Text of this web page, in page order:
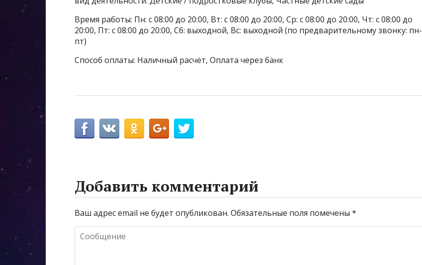
Время работы: Пн: с 08:00 до 20:00, Вт: с 08:00 до 20:00, Ср: с 08:00 до 20:00, Чт: с 08:00 до
20:00, Пт: с 08:00 до 20:00, Сб: выходной, Вс: выходной (по предварительному звонку: пн-
пт)
Способ оплаты: Наличный расчёт, Оплата через банк
Добавить комментарий
Ваш адрес email не будет опубликован. Обязательные поля помечены *